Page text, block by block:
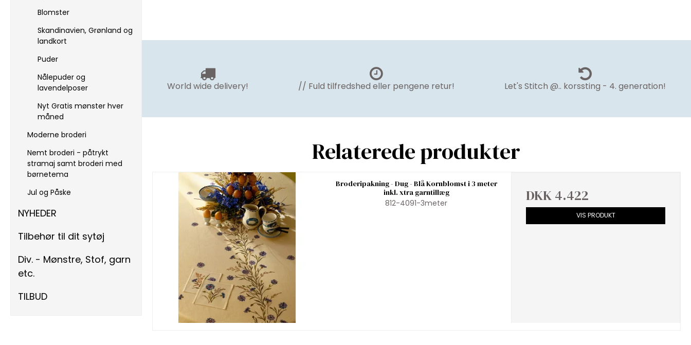
Blomster
Skandinavien, Grønland og
landkort
Puder
Nålepuder og
lavendelposer
Nyt Gratis mønster hver
måned
Moderne broderi
Nemt broderi - påtrykt
stramaj samt broderi med
børnetema
Jul og Påske
NYHEDER
Tilbehør til dit sytøj
Div. - Mønstre, Stof, garn
etc.
TILBUD
World wide delivery! // Fuld tilfredshed eller pengene retur! Let's Stitch @.. korssting - 4. generation!
Relaterede produkter
Broderipakning - Dug - Blå Kornblomst i 3 meter
inkl. xtra garntillæg
812-4091-3meter
DKK 4.422
VIS PRODUKT